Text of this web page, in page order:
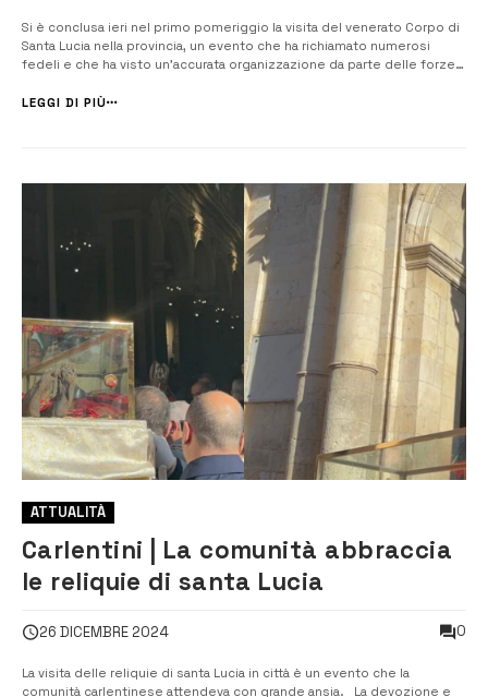
Si è conclusa ieri nel primo pomeriggio la visita del venerato Corpo di
Santa Lucia nella provincia, un evento che ha richiamato numerosi
fedeli e che ha visto un’accurata organizzazione da parte delle forze
preceduta dall’arrivo delle sue spoglie, il 14 dicembre scorso, a...
LEGGI DI PIÙ
ATTUALITÀ
Carlentini | La comunità abbraccia
le reliquie di santa Lucia
26 DICEMBRE 2024 0
La visita delle reliquie di santa Lucia in città è un evento che la
comunità carlentinese attendeva con grande ansia. La devozione e